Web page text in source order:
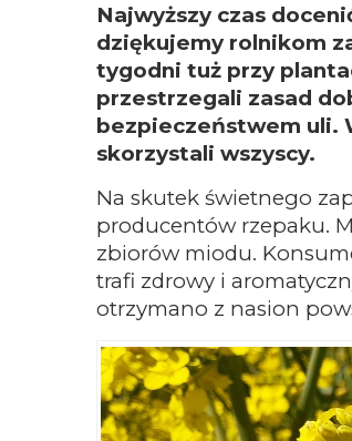
Najwyższy czas
dziękujemy rolnikom
tygodni tuż przy
przestrzegali zasad
bezpieczeństwem uli.
skorzystali wszyscy.
Na skutek świetnego
producentów rzepaku.
zbiorów miodu.
trafi zdrowy i
otrzymano z nasion